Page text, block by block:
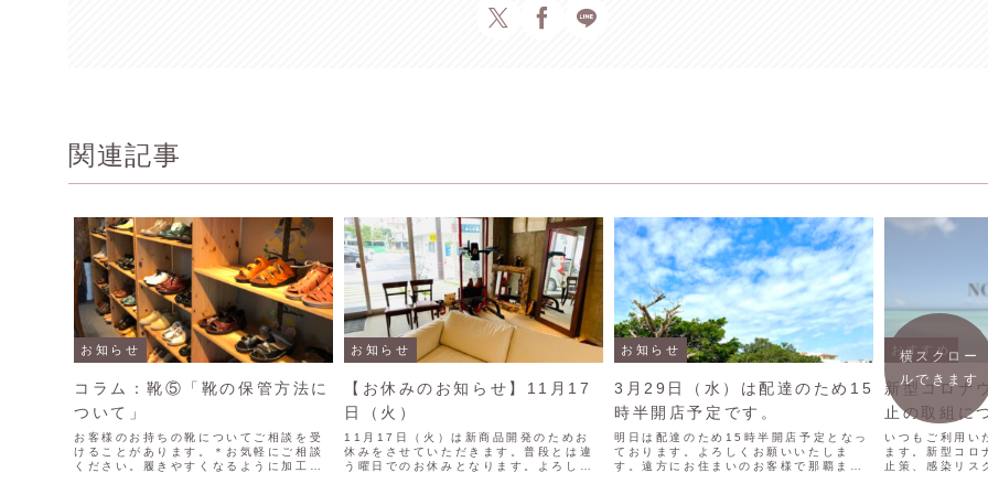
関連記事
お知らせ
コラム：靴⑤「靴の保管方法に
ついて」
お客様のお持ちの靴についてご相談を受
けることがあります。＊お気軽にご相談
ください。履きやすくなるように加工さ
お知らせ
【お休みのお知らせ】11月17
日（火）
11月17日（火）は新商品開発のためお
休みをさせていただきます。普段とは違
う曜日でのお休みとなります。よろしく
お知らせ
3月29日（水）は配達のため15
時半開店予定です。
明日は配達のため15時半開店予定となっ
ております。よろしくお願いいたしま
す。遠方にお住まいのお客様で那覇まで
おすすめ
新型コロナ
止の取組に
いつもご利用い
ます。新型コロ
止策、感染リス
横スクロー
ルできます